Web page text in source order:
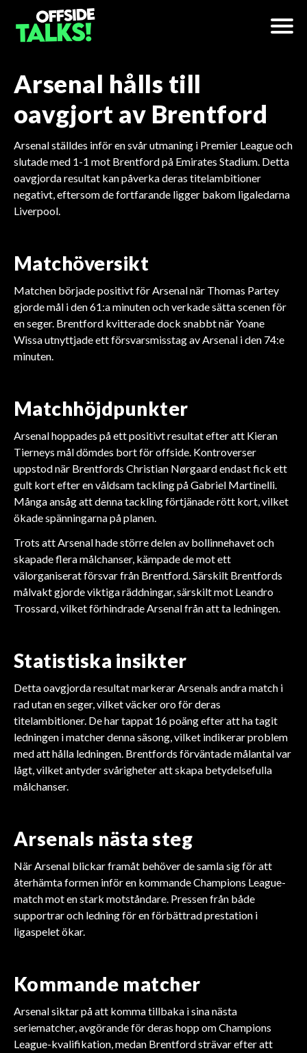
Arsenal hålls till
oavgjort av Brentford
Arsenal ställdes inför en svår utmaning i Premier League och
slutade med 1-1 mot Brentford på Emirates Stadium. Detta
oavgjorda resultat kan påverka deras titelambitioner
negativt, eftersom de fortfarande ligger bakom ligaledarna
Liverpool.
Matchöversikt
Matchen började positivt för Arsenal när Thomas Partey
gjorde mål i den 61:a minuten och verkade sätta scenen för
en seger. Brentford kvitterade dock snabbt när Yoane
Wissa utnyttjade ett försvarsmisstag av Arsenal i den 74:e
minuten.
Matchhöjdpunkter
Arsenal hoppades på ett positivt resultat efter att Kieran
Tierneys mål dömdes bort för offside. Kontroverser
uppstod när Brentfords Christian Nørgaard endast fick ett
gult kort efter en våldsam tackling på Gabriel Martinelli.
Många ansåg att denna tackling förtjänade rött kort, vilket
ökade spänningarna på planen.
Trots att Arsenal hade större delen av bollinnehavet och
skapade flera målchanser, kämpade de mot ett
välorganiserat försvar från Brentford. Särskilt Brentfords
målvakt gjorde viktiga räddningar, särskilt mot Leandro
Trossard, vilket förhindrade Arsenal från att ta ledningen.
Statistiska insikter
Detta oavgjorda resultat markerar Arsenals andra match i
rad utan en seger, vilket väcker oro för deras
titelambitioner. De har tappat 16 poäng efter att ha tagit
ledningen i matcher denna säsong, vilket indikerar problem
med att hålla ledningen. Brentfords förväntade målantal var
lågt, vilket antyder svårigheter att skapa betydelsefulla
målchanser.
Arsenals nästa steg
När Arsenal blickar framåt behöver de samla sig för att
återhämta formen inför en kommande Champions League-
match mot en stark motståndare. Pressen från både
supportrar och ledning för en förbättrad prestation i
ligaspelet ökar.
Kommande matcher
Arsenal siktar på att komma tillbaka i sina nästa
seriematcher, avgörande för deras hopp om Champions
League-kvalifikation, medan Brentford strävar efter att